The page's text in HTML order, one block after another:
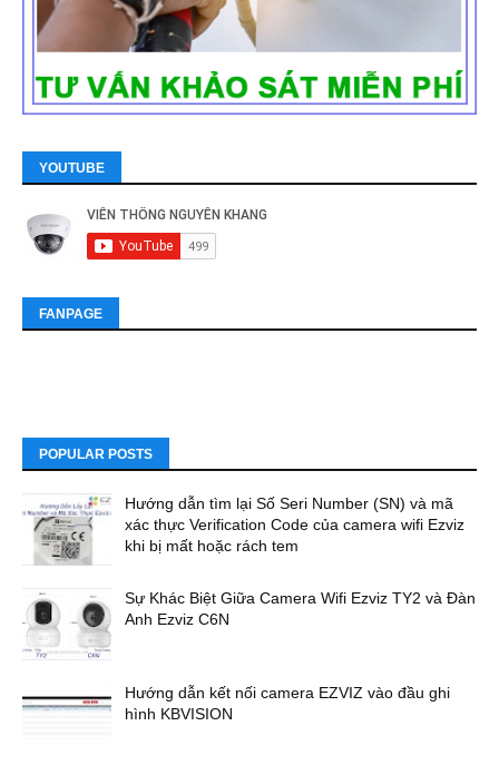
YOUTUBE
FANPAGE
POPULAR POSTS
Hướng dẫn tìm lại Số Seri Number (SN) và mã
xác thực Verification Code của camera wifi Ezviz
khi bị mất hoặc rách tem
Sự Khác Biệt Giữa Camera Wifi Ezviz TY2 và Đàn
Anh Ezviz C6N
Hướng dẫn kết nối camera EZVIZ vào đầu ghi
hình KBVISION